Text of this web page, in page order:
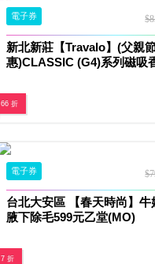
電子券
新北新莊【Travalo】(父親
惠)CLASSIC (G4)系列磁吸
66 折
電子券
台北大安區 【春天時尚】牛
腋下除毛599元乙堂(MO)
7 折